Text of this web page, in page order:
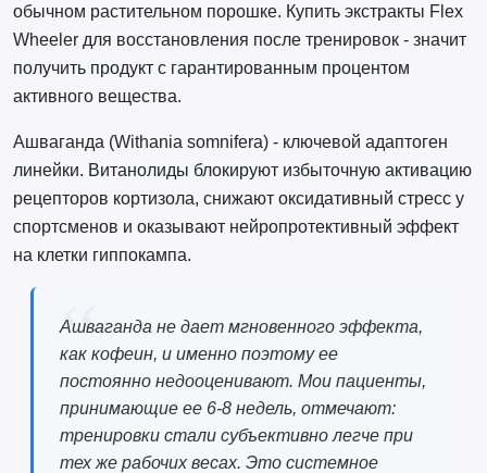
обычном растительном порошке. Купить экстракты Flex
Wheeler для восстановления после тренировок - значит
получить продукт с гарантированным процентом
активного вещества.
Ашваганда (Withania somnifera) - ключевой адаптоген
линейки. Витанолиды блокируют избыточную активацию
рецепторов кортизола, снижают оксидативный стресс у
спортсменов и оказывают нейропротективный эффект
на клетки гиппокампа.
Ашваганда не дает мгновенного эффекта,
как кофеин, и именно поэтому ее
постоянно недооценивают. Мои пациенты,
принимающие ее 6-8 недель, отмечают:
тренировки стали субъективно легче при
тех же рабочих весах. Это системное